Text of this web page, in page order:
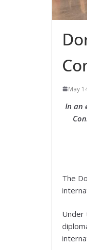
May
In an
The
Under